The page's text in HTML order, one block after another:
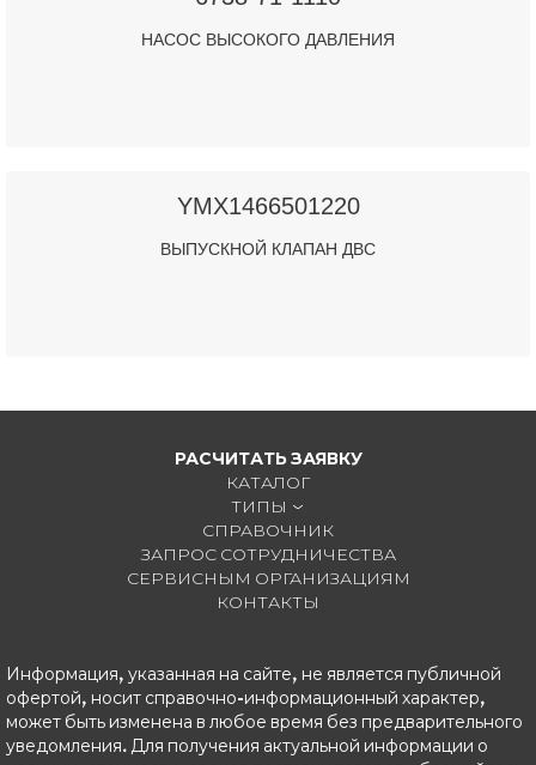
НАСОС ВЫСОКОГО ДАВЛЕНИЯ
YMX1466501220
ВЫПУСКНОЙ КЛАПАН ДВС
РАСЧИТАТЬ ЗАЯВКУ
КАТАЛОГ
ТИПЫ
СПРАВОЧНИК
ЗАПРОС СОТРУДНИЧЕСТВА
СЕРВИСНЫМ ОРГАНИЗАЦИЯМ
КОНТАКТЫ
Информация, указанная на сайте, не является публичной
офертой, носит справочно-информационный характер,
может быть изменена в любое время без предварительного
уведомления. Для получения актуальной информации о